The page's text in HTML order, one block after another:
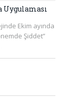
Uygulaması
Ekim ayında
Şiddet”